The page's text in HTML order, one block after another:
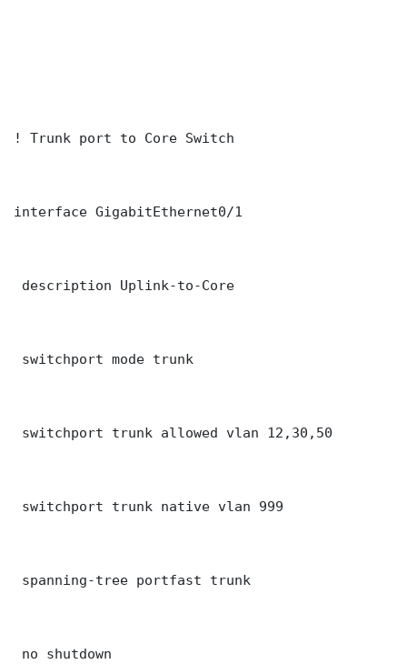
! Trunk port to Core Switch
interface GigabitEthernet0/1
description Uplink-to-Core
switchport mode trunk
switchport trunk allowed vlan 12,30,50
switchport trunk native vlan 999
spanning-tree portfast trunk
no shutdown